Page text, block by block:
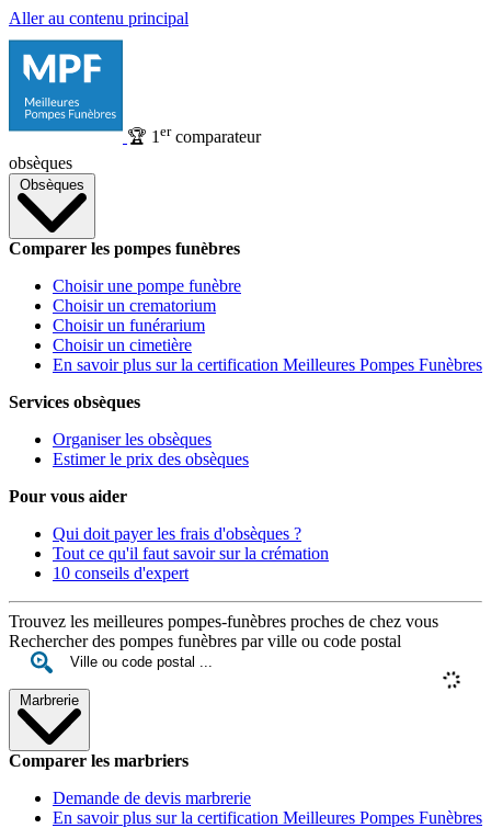
Aller au contenu principal
🏆 1 ercomparateur
obsèques
Obsèques
Comparer les pompes funèbres
Choisir une pompe funèbre
Choisir un crematorium
Choisir un funérarium
Choisir un cimetière
En savoir plus sur la certification Meilleures Pompes Funèbres
Services obsèques
Organiser les obsèques
Estimer le prix des obsèques
Pour vous aider
Qui doit payer les frais d'obsèques ?
Tout ce qu'il faut savoir sur la crémation
10 conseils d'expert
Trouvez les meilleures pompes-funèbres proches de chez vous
Rechercher des pompes funèbres par ville ou code postal
Marbrerie
Comparer les marbriers
Demande de devis marbrerie
En savoir plus sur la certification Meilleures Pompes Funèbres